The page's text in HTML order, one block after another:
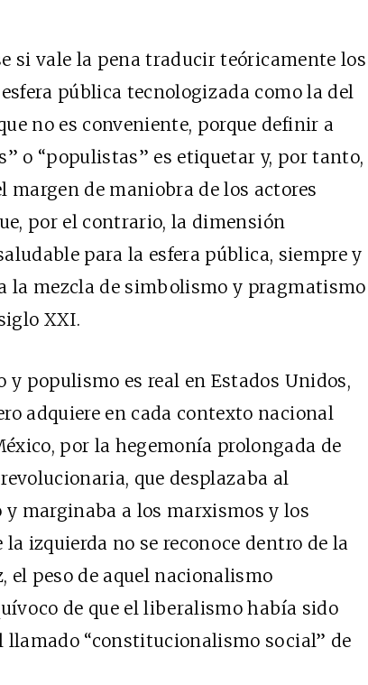
si vale la pena traducir teóricamente los
pública tecnologizada como la del
no es conveniente, porque definir a
o “populistas” es etiquetar y, por tanto,
de maniobra de los actores
por el contrario, la dimensión
para la esfera pública, siempre y
la mezcla de simbolismo y pragmatismo
XXI.
populismo es real en Estados Unidos,
adquiere en cada contexto nacional
por la hegemonía prolongada de
que desplazaba al
marginaba a los marxismos y los
izquierda no se reconoce dentro de la
peso de aquel nacionalismo
de que el liberalismo había sido
llamado “constitucionalismo social” de